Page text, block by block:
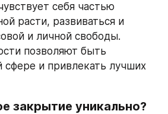
себя частью
расти, развиваться и
и личной свободы.
позволяют быть
сфере и привлекать лучших
закрытие уникально?